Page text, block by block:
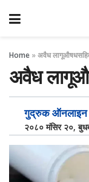
Home »अवैध
अवैध
गुद्रुक ऑनलाइन
२०८० मंसिर २०,